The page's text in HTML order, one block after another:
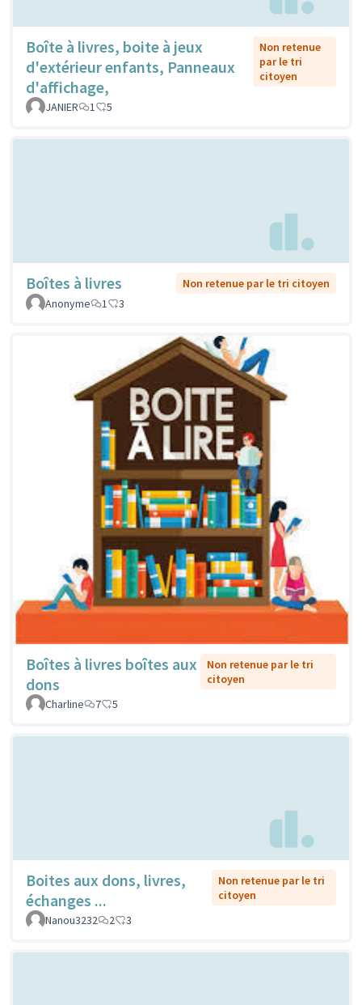
Boîte à livres, boite à jeux
d'extérieur enfants, Panneaux
d'affichage,
Non retenue
par le tri
citoyen
JANIER 1 5
Boîtes à livres
Non retenue par le tri citoyen
Anonyme
1 3
Boîtes à livres boîtes aux
dons
Non retenue par le tri
citoyen
Charline
7 5
Boites aux dons, livres,
échanges ...
Non retenue par le tri
citoyen
Nanou3232
2 3